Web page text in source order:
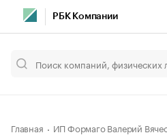
РБК Компании
Главная ИП Формаго Валерий